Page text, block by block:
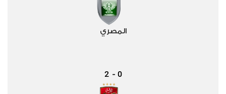
المصري
0
-
2